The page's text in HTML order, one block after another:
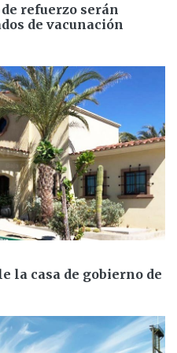
refuerzo serán
de vacunación
la casa de gobierno de